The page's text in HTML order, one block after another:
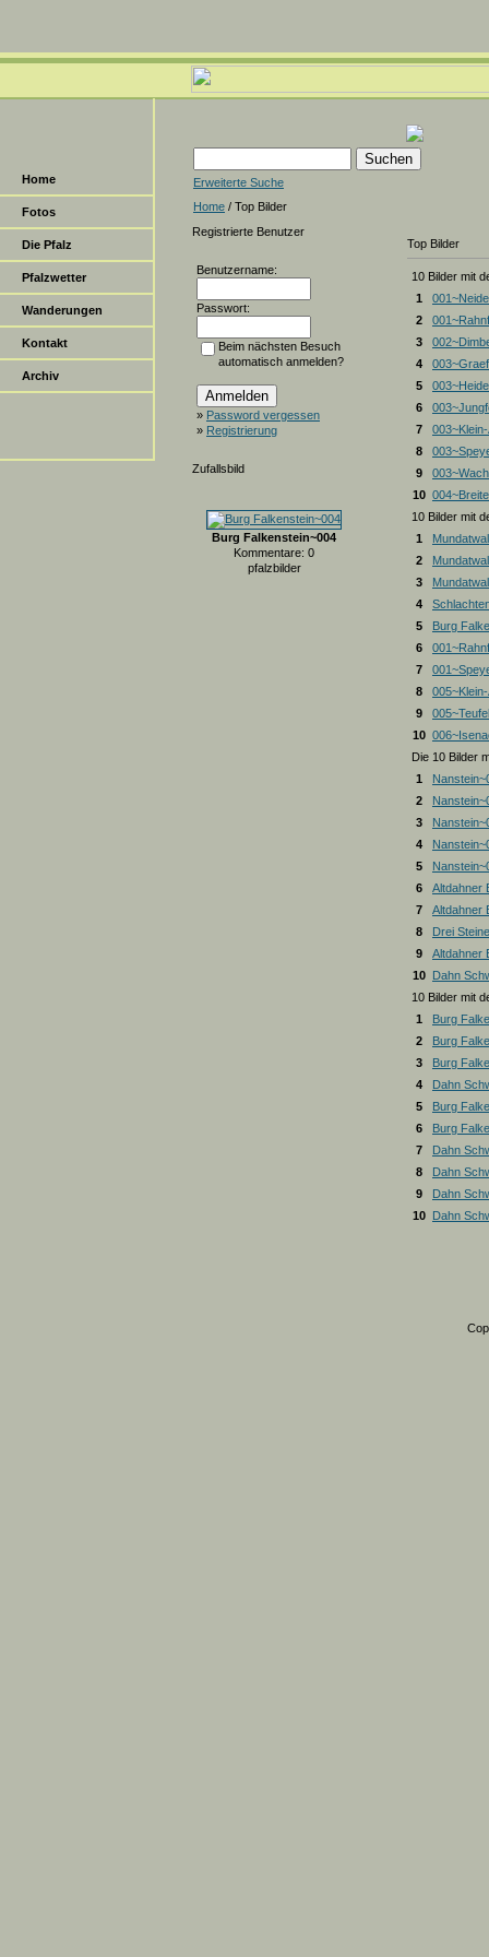
Home
Fotos
Die Pfalz
Pfalzwetter
Wanderungen
Kontakt
Archiv
Erweiterte Suche
Home / Top Bilder
Registrierte Benutzer
Benutzername:
Passwort:
Beim nächsten Besuch
automatisch anmelden?
» Password vergessen
» Registrierung
Zufallsbild
Burg Falkenstein~004
Kommentare: 0
pfalzbilder
Top Bilder
10 Bilder mit
1
2
3
4
5
6
7
8
9
10
10 Bilder mit
1
2
3
4
5
Burg
6
7
8
9
10
Die 10 Bilder
1
2
3
4
5
6
Altdahner
7
Altdahner
8
Drei
9
Altdahner
10
Dahn
10 Bilder mit
1
Burg
2
Burg
3
Burg
4
Dahn
5
Burg
6
Burg
7
Dahn
8
Dahn
9
Dahn
10
Dahn